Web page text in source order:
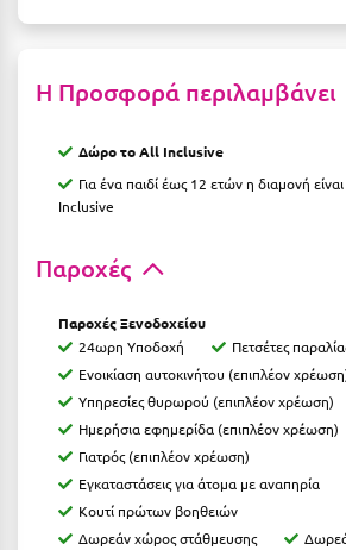
Ιωάννινα
Κ
Καλάβρυτα
Κάλαμος
Καλαμπάκα
Κάλυμνος
Καμένα Βούρλα
Καρδάμαινα
Καρδαμύλη
Καρδίτσα
Η Προσφορά περιλαμβάνει
Δώρο το All Inclusive
Για ένα παιδί έως 12 ετών η διαμονή
Inclusive
Παροχές
Παροχές Ξενοδοχείου
24ωρη Υποδοχή
Πετσέτες
Ενοικίαση αυτοκινήτου (επιπλέον
Υπηρεσίες θυρωρού (επιπλέον χρέωση)
Ημερήσια εφημερίδα (επιπλέον χρέωση)
Γιατρός (επιπλέον χρέωση)
Εγκαταστάσεις για άτομα με αναπηρία
Κουτί πρώτων βοηθειών
Δωρεάν χώρος στάθμευσης